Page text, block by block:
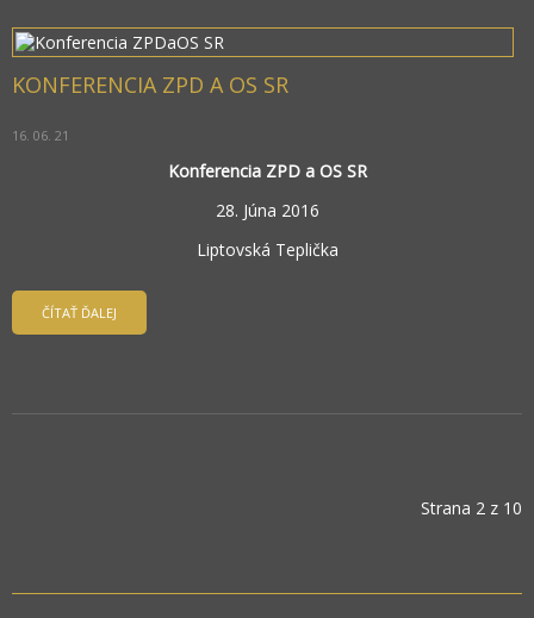
KONFERENCIA ZPD A OS SR
16. 06. 21
Konferencia ZPD a OS SR
28. Júna 2016
Liptovská Teplička
ČÍTAŤ ĎALEJ
Strana 2 z 10